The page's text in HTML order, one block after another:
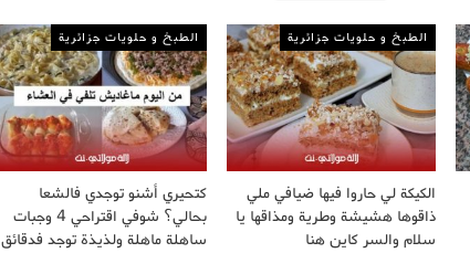
الطبخ و حلويات جزائرية
الكيكة لي حاروا فيها ضيافي ملي
ذاقوها هشيشة وطرية ومذاقها يا
سلام والسر كاين هنا
الطبخ و حلويات جزائرية
كتحيري أشنو توجدي فالشعا
بحالي؟ شوفي اقتراحي 4 وجبات
ساهلة ماهلة ولذيذة توجد فدقائق